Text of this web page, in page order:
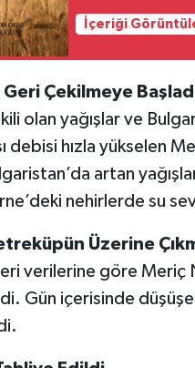
İçeriği
Çekilmeye
olan yağışlar ve
debisi hızla yükselen
artan
nehirlerde su
Üzerine
verilerine göre Meriç
Gün içerisinde